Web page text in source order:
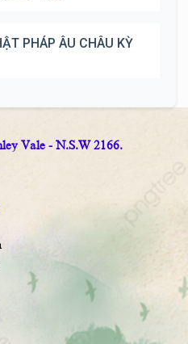
PHÁP ÂU CHÂU KỲ
Vale - N.S.W 2166.